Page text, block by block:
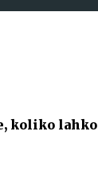
koliko lahko